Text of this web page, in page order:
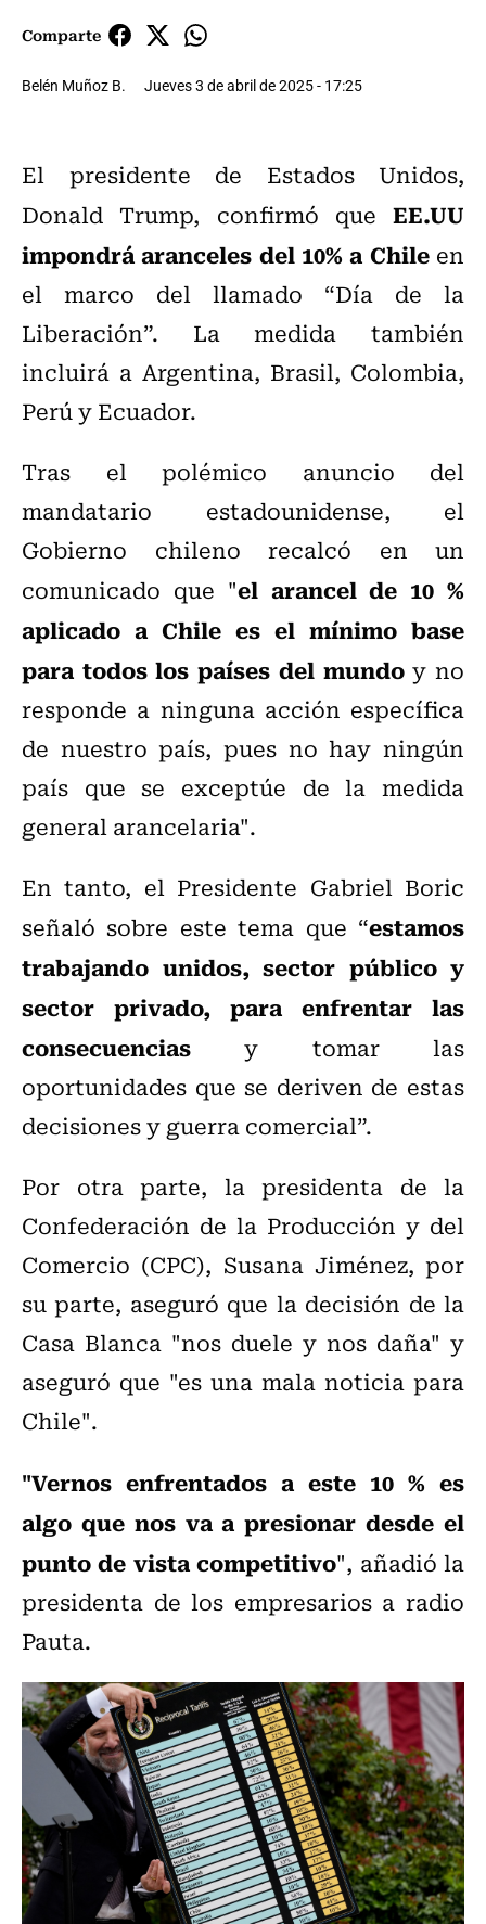
Comparte
Belén Muñoz B. Jueves 3 de abril de 2025 - 17:25
El presidente de Estados Unidos,
Donald Trump, confirmó que EE.UU
impondrá aranceles del 10% a Chileen
el marco del llamado “Día de la
Liberación”. La medida también
incluirá a Argentina, Brasil, Colombia,
Perú y Ecuador.
Tras el polémico anuncio del
mandatario estadounidense, el
Gobierno chileno recalcó en un
comunicado que "el arancel de 10 %
aplicado a Chile es el mínimo base
para todos los países del mundoy no
responde a ninguna acción específica
de nuestro país, pues no hay ningún
país que se exceptúe de la medida
general arancelaria".
En tanto, el Presidente Gabriel Boric
señaló sobre este tema que “estamos
trabajando unidos, sector público y
sector privado, para enfrentar las
consecuencias y tomar las
oportunidades que se deriven de estas
decisiones y guerra comercial”.
Por otra parte, la presidenta de la
Confederación de la Producción y del
Comercio (CPC), Susana Jiménez, por
su parte, aseguró que la decisión de la
Casa Blanca "nos duele y nos daña" y
aseguró que "es una mala noticia para
Chile".
"Vernos enfrentados a este 10 % es
algo que nos va a presionar desde el
punto de vista competitivo", añadió la
presidenta de los empresarios a radio
Pauta.